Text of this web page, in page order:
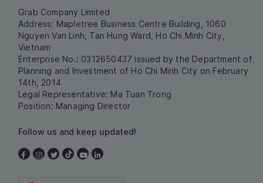
Grab Company Limited
Address: Mapletree Business Centre Building, 1060
Nguyen Van Linh, Tan Hung Ward, Ho Chi Minh City,
Vietnam
Enterprise No.: 0312650437 issued by the Department of
Planning and Investment of Ho Chi Minh City on February
14th, 2014
Legal Representative: Ma Tuan Trong
Position: Managing Director
Follow us and keep updated!